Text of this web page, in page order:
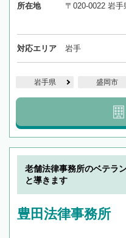
所在地 〒020-0022 岩
対応エリア 岩手
岩手県 盛岡市
老舗法律事務所のベテラ
と導きます
豊田法律事務所